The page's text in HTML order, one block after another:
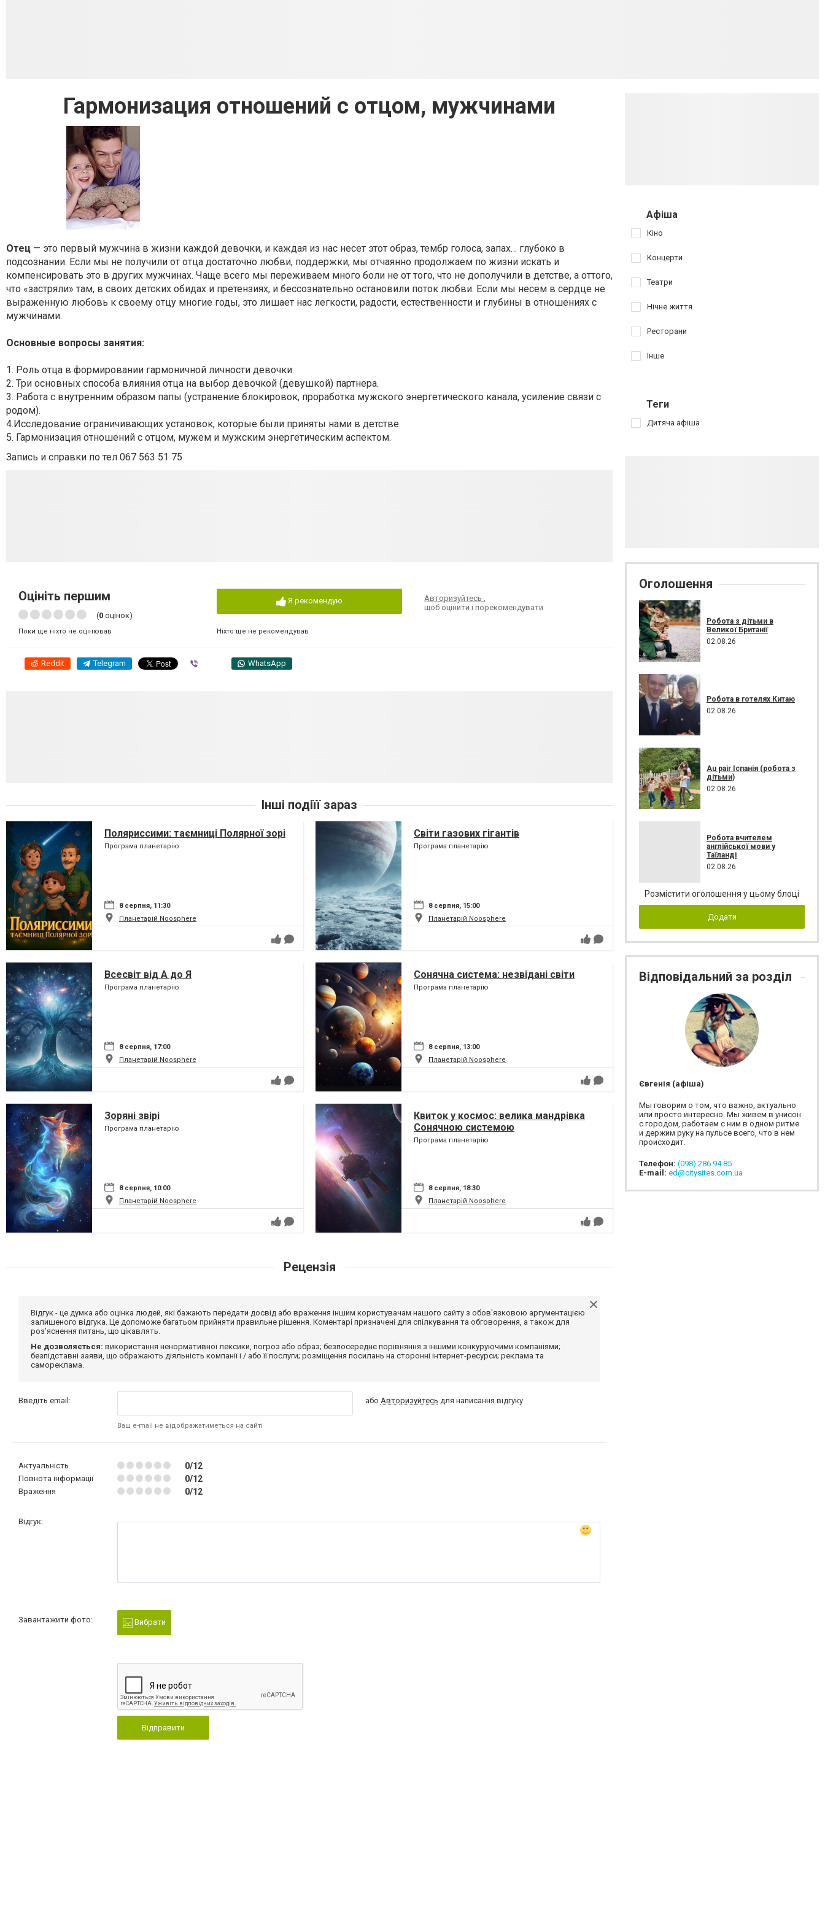
Гармонизация отношений с отцом, мужчинами
Отец — это первый мужчина в жизни каждой девочки, и каждая из нас несет этот образ, тембр голоса, запах… глубоко в
подсознании. Если мы не получили от отца достаточно любви, поддержки, мы отчаянно продолжаем по жизни искать и
компенсировать это в других мужчинах. Чаще всего мы переживаем много боли не от того, что не дополучили в детстве, а оттого,
что «застряли» там, в своих детских обидах и претензиях, и бессознательно остановили поток любви. Если мы несем в сердце не
выраженную любовь к своему отцу многие годы, это лишает нас легкости, радости, естественности и глубины в отношениях с
мужчинами.
Основные вопросы занятия:
1. Роль отца в формировании гармоничной личности девочки.
2. Три основных способа влияния отца на выбор девочкой (девушкой) партнера.
3. Работа с внутренним образом папы (устранение блокировок, проработка мужского энергетического канала, усиление связи с
родом).
4.Исследование ограничивающих установок, которые были приняты нами в детстве.
5. Гармонизация отношений с отцом, мужем и мужским энергетическим аспектом.
Запись и справки по тел 067 563 51 75
Оцініть першим
(0 оцінок)
Поки ще ніхто не оцінював
Я рекомендую
Ніхто ще не рекомендував
Авторизуйтесь,
щоб оцінити і порекомендувати
Reddit Telegram WhatsApp
Інші подіїї зараз
Поляриссими: таємниці Полярної зорі
Програма планетарію
8 серпня, 11:30
Планетарій Noosphere
Світи газових гігантів
Програма планетарію
8 серпня, 15:00
Планетарій Noosphere
Всесвіт від А до Я
Програма планетарію
8 серпня, 17:00
Планетарій Noosphere
Сонячна система: незвідані світи
Програма планетарію
8 серпня, 13:00
Планетарій Noosphere
Зоряні звірі
Програма планетарію
8 серпня, 10:00
Планетарій Noosphere
Квиток у космос: велика мандрівка
Сонячною системою
Програма планетарію
8 серпня, 18:30
Планетарій Noosphere
Рецензія
Відгук - це думка або оцінка людей, які бажають передати досвід або враження іншим користувачам нашого сайту з обов'язковою аргументацією
залишеного відгука. Це допоможе багатьом прийняти правильне рішення. Коментарі призначені для спілкування та обговорення, а також для
роз'яснення питань, що цікавлять.
Не дозволяється: використання ненормативної лексики, погроз або образ; безпосереднє порівняння з іншими конкуруючими компаніями;
безпідставні заяви, що ображають діяльність компанії і / або її послуги; розміщення посилань на сторонні інтернет-ресурси; реклама та
самореклама.
Введіть email:
Ваш e-mail не відображатиметься на сайті
або Авторизуйтесь для написання відгуку
Актуальність 0/12
Повнота інформації 0/12
Враження 0/12
Відгук:
Завантажити фото: Вибрати
Відправити
Афіша
Кіно
Концерти
Театри
Нічне життя
Ресторани
Інше
Теги
Дитяча афіша
Оголошення
Робота з дітьми в
Великої Британії
02.08.26
Робота в готелях Китаю
02.08.26
Au pair Іспанія (робота з
дітьми)
02.08.26
Робота вчителем
англійської мови у
Таїланді
02.08.26
Розмістити оголошення у цьому блоці
Додати
Відповідальний за розділ
Євгенія (афіша)
Мы говорим о том, что важно, актуально
или просто интересно. Мы живем в унисон
с городом, работаем с ним в одном ритме
и держим руку на пульсе всего, что в нем
происходит.
Телефон: (098) 286 94 85
E-mail: ed@citysites.com.ua